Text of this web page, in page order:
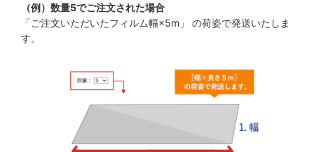
（例）数量5でご注文された場合
「ご注文いただいたフィルム幅×5m」 の荷姿で発送いたしま
す。